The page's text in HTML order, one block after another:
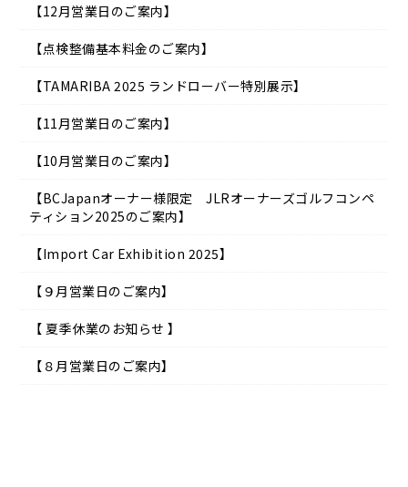
【12月営業日のご案内】
【点検整備基本料金のご案内】
【TAMARIBA 2025 ランドローバー特別展示】
【11月営業日のご案内】
【10月営業日のご案内】
【BCJapanオーナー様限定 JLRオーナーズゴルフコンペ
ティション2025のご案内】
【Import Car Exhibition 2025】
【９月営業日のご案内】
【 夏季休業のお知らせ 】
【８月営業日のご案内】